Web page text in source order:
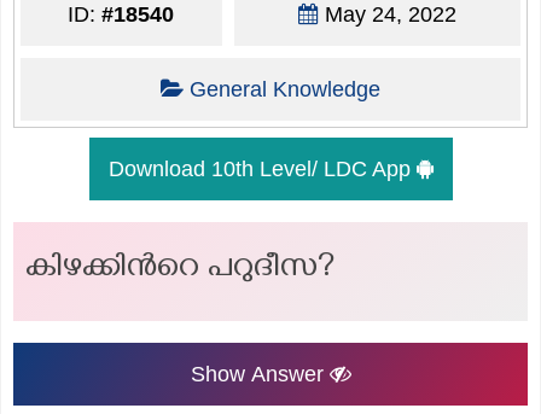
ID:#18540 May 24, 2022
General Knowledge
Download 10th Level/ LDC App
കിഴക്കിന്‍റെ പറുദീസ?
Show Answer